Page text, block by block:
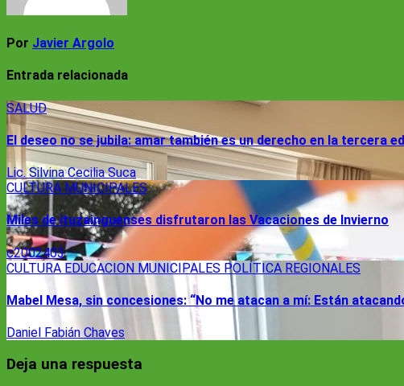
Por Javier Argolo
Entrada relacionada
SALUD
El deseo no se jubila: amar también es un derecho en la tercera
Lic. Silvina Cecilia Suca
CULTURA MUNICIPALES
Miles de ituzainguenses disfrutaron las Vacaciones de Invierno
c2002403
CULTURA EDUCACION MUNICIPALES POLÍTICA REGIONALES
Mabel Mesa, sin concesiones: “No me atacan a mí: Están
Daniel Fabián Chaves
Deja una respuesta